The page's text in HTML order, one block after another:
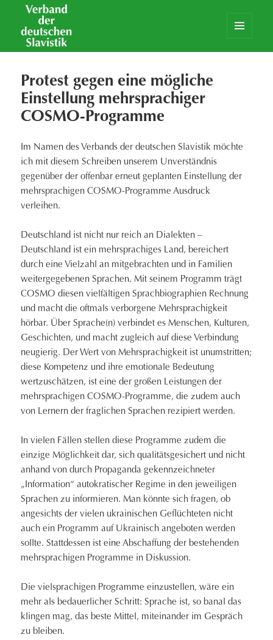
UND
Protest gegen eine mögliche
Einstellung mehrsprachiger
COSMO-Programme
Im Namen des Verbands der deutschen Slavistik möchte
ich mit diesem Schreiben unserem Unverständnis
gegenüber der offenbar erneut geplanten Einstellung der
mehrsprachigen COSMO-Programme Ausdruck
verleihen.
Deutschland ist nicht nur reich an Dialekten –
Deutschland ist ein mehrsprachiges Land, bereichert
durch eine Vielzahl an mitgebrachten und in Familien
weitergegebenen Sprachen. Mit seinem Programm trägt
COSMO diesen vielfältigen Sprachbiographien Rechnung
und macht die oftmals verborgene Mehrsprachigkeit
hörbar. Über Sprache(n) verbindet es Menschen, Kulturen,
Geschichten, und macht zugleich auf diese Verbindung
neugierig. Der Wert von Mehrsprachigkeit ist unumstritten;
diese Kompetenz und ihre emotionale Bedeutung
wertzuschätzen, ist eine der großen Leistungen der
mehrsprachigen COSMO-Programme, die zudem auch
von Lernern der fraglichen Sprachen rezipiert werden.
In vielen Fällen stellen diese Programme zudem die
einzige Möglichkeit dar, sich qualitätsgesichert und nicht
anhand von durch Propaganda gekennzeichneter
„Information“ autokratischer Regime in den jeweiligen
Sprachen zu informieren. Man könnte sich fragen, ob
angesichts der vielen ukrainischen Geflüchteten nicht
auch ein Programm auf Ukrainisch angeboten werden
sollte. Stattdessen ist eine Abschaffung der bestehenden
mehrsprachigen Programme in Diskussion.
Die vielsprachigen Programme einzustellen, wäre ein
mehr als bedauerlicher Schritt: Sprache ist, so banal das
klingen mag, das beste Mittel, miteinander im Gespräch
zu bleiben.